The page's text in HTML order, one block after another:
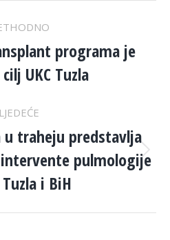
Previous
post:
programa je
UKC Tuzla
Next
post:
traheju predstavlja
pulmologije
Tuzla i BiH